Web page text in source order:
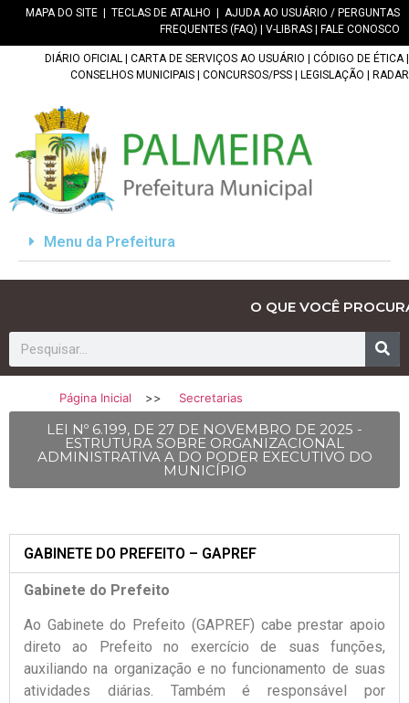
MAPA DO SITE TECLAS DE ATALHO
AJUDA AO USUÁRIO / PERGUNTAS
FREQUENTES (FAQ)
V-LIBRAS FALE CONOSCO
DIÁRIO OFICIAL CARTA DE SERVIÇOS AO USUÁRIO CÓDIGO DE ÉTICA|
CONSELHOS MUNICIPAIS
CONCURSOS/PSS LEGISLAÇÃO RADAR
Menu da Prefeitura
O QUE VOCÊ
Página Inicial >> Secretarias
LEI Nº 6.199, DE 27 DE NOVEMBRO DE 2025 -
ESTRUTURA SOBRE ORGANIZACIONAL
ADMINISTRATIVA A DO PODER EXECUTIVO DO
MUNICÍPIO
GABINETE DO PREFEITO – GAPREF
Gabinete do Prefeito
Ao Gabinete do Prefeito (GAPREF) cabe prestar apoio
direto ao Prefeito no exercício de suas funções,
auxiliando na organização e no funcionamento de suas
atividades diárias. Também é responsável por